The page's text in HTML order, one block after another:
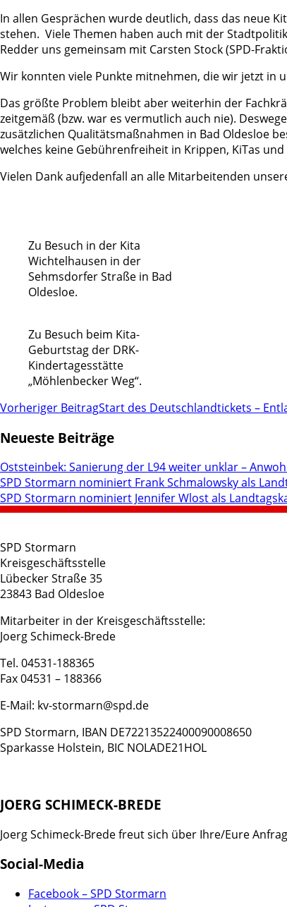
In allen Gesprächen wurde deutlich, dass das neue
stehen. Viele Themen haben auch mit der
Redder uns gemeinsam mit Carsten Stock (SPD-
Wir konnten viele Punkte mitnehmen, die wir jetzt in
Das größte Problem bleibt aber weiterhin der
zeitgemäß (bzw. war es vermutlich auch nie).
zusätzlichen Qualitätsmaßnahmen in Bad Oldesloe
welches keine Gebührenfreiheit in Krippen, KiTas
Vielen Dank aufjedenfall an alle Mitarbeitenden
Zu Besuch in der Kita
Wichtelhausen in der
Sehmsdorfer Straße in Bad
Oldesloe.
Zu Besuch beim Kita-
Geburtstag der DRK-
Kindertagesstätte
„Möhlenbecker Weg“.
Vorheriger BeitragStart des Deutschlandtickets –
Neueste Beiträge
Oststeinbek: Sanierung der L94 weiter unklar –
SPD Stormarn nominiert Frank Schmalowsky als
SPD Stormarn nominiert Jennifer Wlost als
SPD Stormarn
Kreisgeschäftsstelle
Lübecker Straße 35
23843 Bad Oldesloe
Mitarbeiter in der Kreisgeschäftsstelle:
Joerg Schimeck-Brede
Tel. 04531-188365
Fax 04531 – 188366
E-Mail: kv-stormarn@spd.de
SPD Stormarn, IBAN DE72213522400090008650
Sparkasse Holstein, BIC NOLADE21HOL
JOERG SCHIMECK-BREDE
Joerg Schimeck-Brede freut sich über Ihre/Eure
Social-Media
Facebook – SPD Stormarn